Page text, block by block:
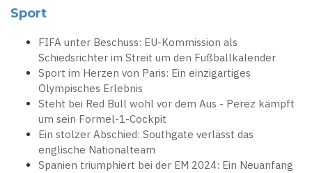
Sport
FIFA unter Beschuss: EU-Kommission als
Schiedsrichter im Streit um den Fußballkalender
Sport im Herzen von Paris: Ein einzigartiges
Olympisches Erlebnis
Steht bei Red Bull wohl vor dem Aus - Perez kämpft
um sein Formel-1-Cockpit
Ein stolzer Abschied: Southgate verlässt das
englische Nationalteam
Spanien triumphiert bei der EM 2024: Ein Neuanfang